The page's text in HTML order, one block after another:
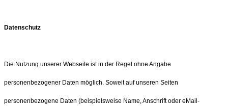
Datenschutz
Die Nutzung unserer Webseite ist in der Regel ohne Angabe
personenbezogener Daten möglich. Soweit auf unseren Seiten
personenbezogene Daten (beispielsweise Name, Anschrift oder eMail-